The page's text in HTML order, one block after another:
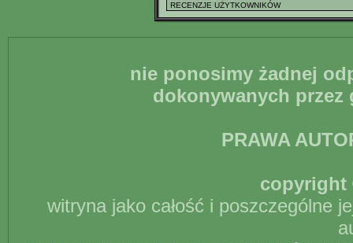
nie ponosimy żadnej
dokonywanych
PRAWA
copyright
witryna jako całość i poszczególne